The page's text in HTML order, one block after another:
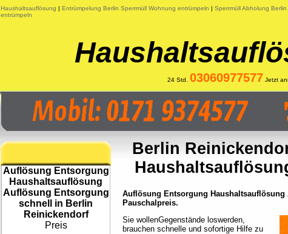
Haushaltsauflösung | Entrümpelung Berlin Sperrmüll Wohnung entrümpeln | Sperrmüll Abholung
entrümpeln
24 Std. 03060977577 Jetzt
Auflösung Entsorgung
Haushaltsauflösung
Auflösung Entsorgung
schnell in Berlin
Reinickendorf
Preis
Berlin
Auflösung Entsorgung
Pauschalpreis.
Sie wollenGegenstände loswerden,
brauchen schnelle und sofortige Hilfe zu